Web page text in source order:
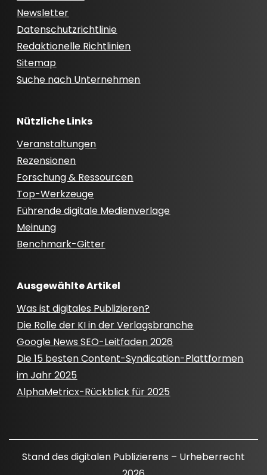
Newsletter
Datenschutzrichtlinie
Redaktionelle Richtlinien
Sitemap
Suche nach Unternehmen
Nützliche Links
Veranstaltungen
Rezensionen
Forschung & Ressourcen
Top-Werkzeuge
Führende digitale Medienverlage
Meinung
Benchmark-Gitter
Ausgewählte Artikel
Was ist digitales Publizieren?
Die Rolle der KI in der Verlagsbranche
Google News SEO-Leitfaden 2026
Die 15 besten Content-Syndication-Plattformen
im Jahr 2025
AlphaMetricx-Rückblick für 2025
Stand des digitalen Publizierens – Urheberrecht